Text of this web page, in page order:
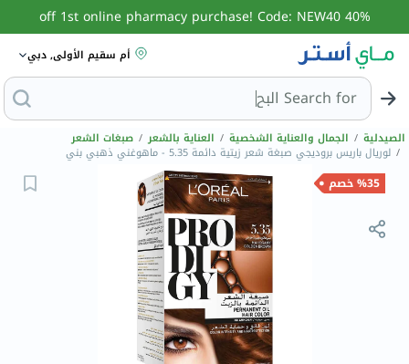
40% off 1st online pharmacy purchase! Code: NEW40
أم سقيم الأولى, دبي
Search for البحث عن مز
الصيدلية / الجمال والعناية الشخصية / العناية بالشعر / صبغات الشعر
/ لوريال باريس بروديجي صبغة شعر زيتية دائمة 5.35 - ماهوغني ذهبي بني
%35 خصم